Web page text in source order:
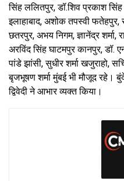
सिंह ललितपुर, डॉ.शिव प्रकाश
इलाहाबाद, अशोक तपस्वी फतेहपुर,
छतरपुर, अभय निगम, ज्ञानेंद्र शर्मा,
अरविंद सिंह घाटमपुर कानपुर, डॉ.
पांडे झांसी, सुधीर शर्मा खजुराहो,
बृजभूषण शर्मा मुंबई भी मौजूद
द्विवेदी ने आभार व्यक्त किया।